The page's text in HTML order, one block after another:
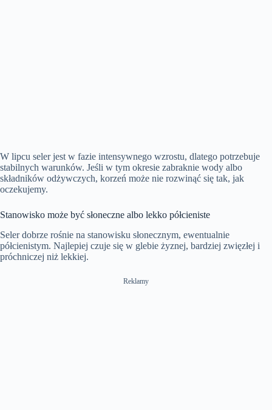
W lipcu seler jest w fazie intensywnego wzrostu, dlatego potrzebuje
stabilnych warunków. Jeśli w tym okresie zabraknie wody albo
składników odżywczych, korzeń może nie rozwinąć się tak, jak
oczekujemy.
Stanowisko może być słoneczne albo lekko półcieniste
Seler dobrze rośnie na stanowisku słonecznym, ewentualnie
półcienistym. Najlepiej czuje się w glebie żyznej, bardziej zwięzłej i
próchniczej niż lekkiej.
Reklamy